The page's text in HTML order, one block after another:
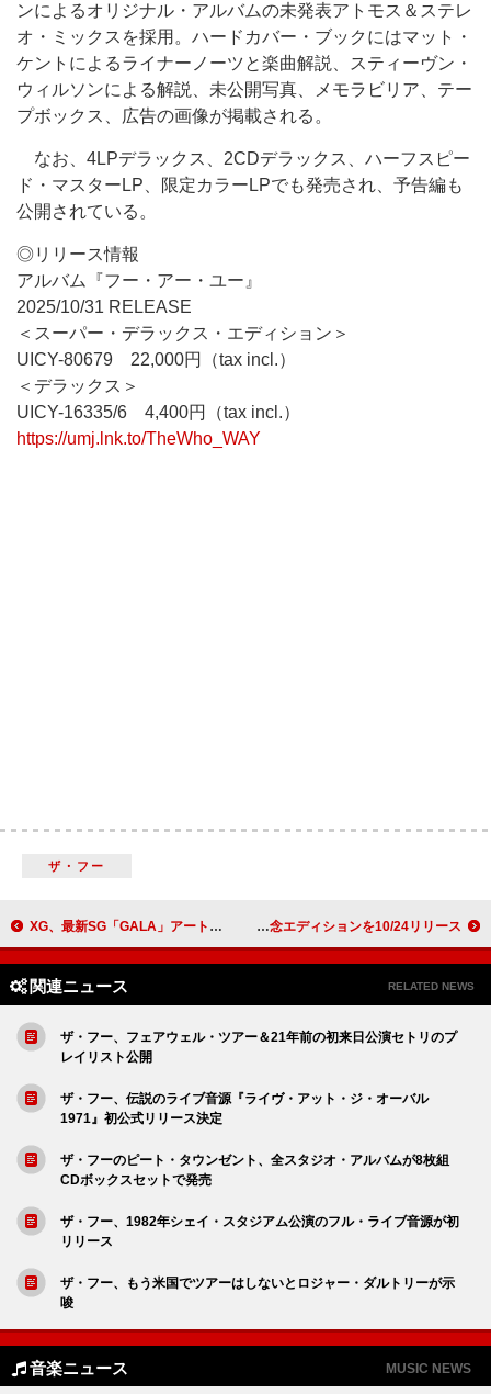
ンによるオリジナル・アルバムの未発表アトモス＆ステレ
オ・ミックスを採用。ハードカバー・ブックにはマット・
ケントによるライナーノーツと楽曲解説、スティーヴン・
ウィルソンによる解説、未公開写真、メモラビリア、テー
プボックス、広告の画像が掲載される。
なお、4LPデラックス、2CDデラックス、ハーフスピー
ド・マスターLP、限定カラーLPでも発売され、予告編も
公開されている。
◎リリース情報
アルバム『フー・アー・ユー』
2025/10/31 RELEASE
＜スーパー・デラックス・エディション＞
UICY-80679 22,000円（tax incl.）
＜デラックス＞
UICY-16335/6 4,400円（tax incl.）
https://umj.lnk.to/TheWho_WAY
ザ・フー
XG、最新SG「GALA」アートワークは空山基がデザイン エルトン・ジョン、『キャプテン・ファンタスティック』50周年記念エディションを10/24リリース
関連ニュース RELATED NEWS
ザ・フー、フェアウェル・ツアー＆21年前の初来日公演セトリのプ
レイリスト公開
ザ・フー、伝説のライブ音源『ライヴ・アット・ジ・オーバル
1971』初公式リリース決定
ザ・フーのピート・タウンゼント、全スタジオ・アルバムが8枚組
CDボックスセットで発売
ザ・フー、1982年シェイ・スタジアム公演のフル・ライブ音源が初
リリース
ザ・フー、もう米国でツアーはしないとロジャー・ダルトリーが示
唆
音楽ニュース MUSIC NEWS